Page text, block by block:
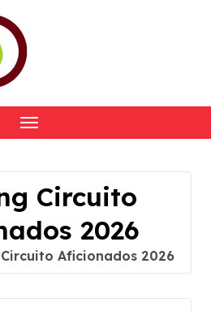
Circuito
2026
Aficionados 2026